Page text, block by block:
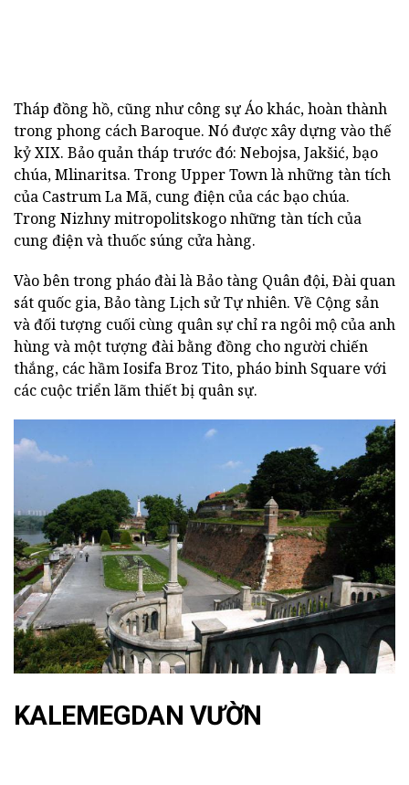
Tháp đồng hồ, cũng như công sự Áo khác, hoàn thành
trong phong cách Baroque. Nó được xây dựng vào thế
kỷ XIX. Bảo quản tháp trước đó: Nebojsa, Jakšić, bạo
chúa, Mlinaritsa. Trong Upper Town là những tàn tích
của Castrum La Mã, cung điện của các bạo chúa.
Trong Nizhny mitropolitskogo những tàn tích của
cung điện và thuốc súng cửa hàng.
Vào bên trong pháo đài là Bảo tàng Quân đội, Đài quan
sát quốc gia, Bảo tàng Lịch sử Tự nhiên. Về Cộng sản
và đối tượng cuối cùng quân sự chỉ ra ngôi mộ của anh
hùng và một tượng đài bằng đồng cho người chiến
thắng, các hầm Iosifa Broz Tito, pháo binh Square với
các cuộc triển lãm thiết bị quân sự.
KALEMEGDAN VƯỜN